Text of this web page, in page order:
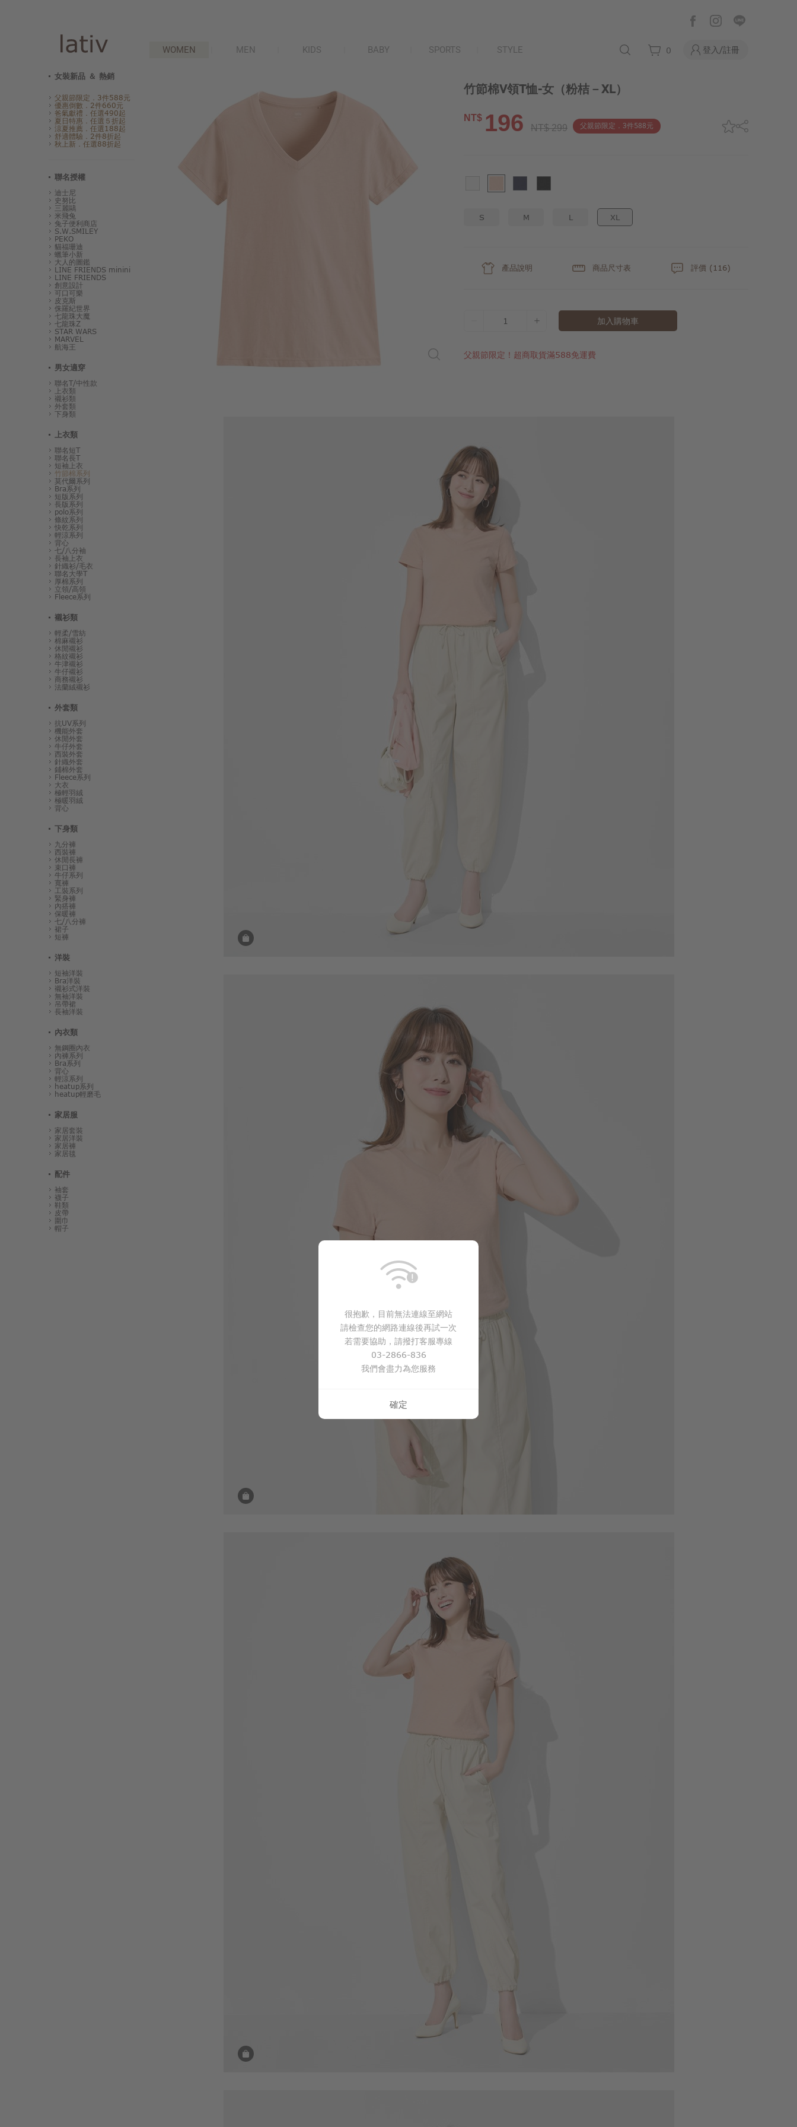
WOMEN MEN KIDS BABY SPORTS STYLE 0 登入/註冊
女裝新品 ＆ 熱銷
父親節限定．3件588元
優惠倒數．2件660元
爸氣獻禮．任選490起
夏日特惠．任選５折起
涼夏推薦．任選188起
舒適體驗．2件8折起
秋上新．任選88折起
聯名授權
迪士尼
史努比
三麗鷗
米飛兔
兔子便利商店
S.W.SMILEY
PEKO
貓福珊迪
蠟筆小新
大人的圖鑑
LINE FRIENDS minini
LINE FRIENDS
創意設計
可口可樂
皮克斯
侏羅紀世界
七龍珠大魔
七龍珠Z
STAR WARS
MARVEL
航海王
男女適穿
聯名T/中性款
上衣類
襯衫類
外套類
下身類
上衣類
聯名短T
聯名長T
短袖上衣
竹節棉系列
莫代爾系列
Bra系列
短版系列
長版系列
polo系列
條紋系列
快乾系列
輕涼系列
背心
七/八分袖
長袖上衣
針織衫/毛衣
聯名大學T
厚棉系列
立領/高領
Fleece系列
襯衫類
輕柔/雪紡
棉麻襯衫
休閒襯衫
格紋襯衫
牛津襯衫
牛仔襯衫
商務襯衫
法蘭絨襯衫
外套類
抗UV系列
機能外套
休閒外套
牛仔外套
西裝外套
針織外套
鋪棉外套
Fleece系列
大衣
極輕羽絨
極暖羽絨
背心
下身類
九分褲
西裝褲
休閒長褲
束口褲
牛仔系列
寬褲
工裝系列
緊身褲
內搭褲
保暖褲
七/八分褲
裙子
短褲
洋裝
短袖洋裝
Bra洋裝
襯衫式洋裝
無袖洋裝
吊帶裙
長袖洋裝
內衣類
無鋼圈內衣
內褲系列
Bra系列
背心
輕涼系列
heatup系列
heatup輕磨毛
家居服
家居套裝
家居洋裝
家居褲
家居毯
配件
袖套
襪子
鞋類
皮帶
圍巾
帽子
竹節棉V領T恤-女 （粉桔－XL）
NT$ 196 NT$ 299 父親節限定．3件588元
S M L XL
產品說明 商品尺寸表 評價 (116)
1 加入購物車
父親節限定！超商取貨滿588免運費
$ 690
很抱歉，目前無法連線至網站
請檢查您的網路連線後再試一次
若需要協助，請撥打客服專線
03-2866-836
我們會盡力為您服務
確定